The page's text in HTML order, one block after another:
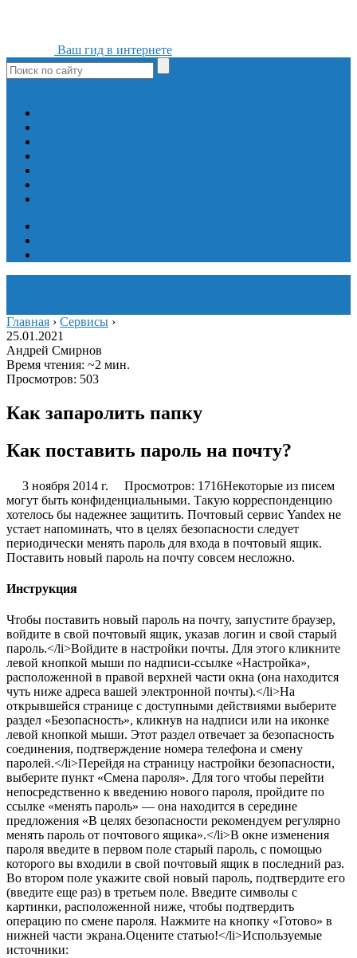
Ваш гид в интернете
Главная › Сервисы ›
25.01.2021
Андрей Смирнов
Время чтения: ~2 мин.
Просмотров: 503
Как запаролить папку
Как поставить пароль на почту?
3 ноября 2014 г. Просмотров: 1716Некоторые из писем
могут быть конфиденциальными. Такую корреспонденцию
хотелось бы надежнее защитить. Почтовый сервис Yandex не
устает напоминать, что в целях безопасности следует
периодически менять пароль для входа в почтовый ящик.
Поставить новый пароль на почту совсем несложно.
Инструкция
Чтобы поставить новый пароль на почту, запустите браузер,
войдите в свой почтовый ящик, указав логин и свой старый
пароль.</li>Войдите в настройки почты. Для этого кликните
левой кнопкой мыши по надписи-ссылке «Настройка»,
расположенной в правой верхней части окна (она находится
чуть ниже адреса вашей электронной почты).</li>На
открывшейся странице с доступными действиями выберите
раздел «Безопасность», кликнув на надписи или на иконке
левой кнопкой мыши. Этот раздел отвечает за безопасность
соединения, подтверждение номера телефона и смену
паролей.</li>Перейдя на страницу настройки безопасности,
выберите пункт «Смена пароля». Для того чтобы перейти
непосредственно к введению нового пароля, пройдите по
ссылке «менять пароль» — она находится в середине
предложения «В целях безопасности рекомендуем регулярно
менять пароль от почтового ящика».</li>В окне изменения
пароля введите в первом поле старый пароль, с помощью
которого вы входили в свой почтовый ящик в последний раз.
Во втором поле укажите свой новый пароль, подтвердите его
(введите еще раз) в третьем поле. Введите символы с
картинки, расположенной ниже, чтобы подтвердить
операцию по смене пароля. Нажмите на кнопку «Готово» в
нижней части экрана.Оцените статью!</li>Используемые
источники: